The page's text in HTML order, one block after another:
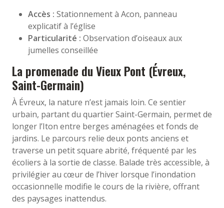
Accès : Stationnement à Acon, panneau
explicatif à l’église
Particularité : Observation d’oiseaux aux
jumelles conseillée
La promenade du Vieux Pont (Évreux,
Saint-Germain)
À Évreux, la nature n’est jamais loin. Ce sentier
urbain, partant du quartier Saint-Germain, permet de
longer l’Iton entre berges aménagées et fonds de
jardins. Le parcours relie deux ponts anciens et
traverse un petit square abrité, fréquenté par les
écoliers à la sortie de classe. Balade très accessible, à
privilégier au cœur de l’hiver lorsque l’inondation
occasionnelle modifie le cours de la rivière, offrant
des paysages inattendus.